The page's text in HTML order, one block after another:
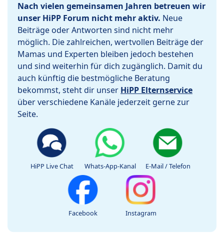
Nach vielen gemeinsamen Jahren betreuen wir
unser HiPP Forum nicht mehr aktiv. Neue
Beiträge oder Antworten sind nicht mehr
möglich. Die zahlreichen, wertvollen Beiträge der
Mamas und Experten bleiben jedoch bestehen
und sind weiterhin für dich zugänglich. Damit du
auch künftig die bestmögliche Beratung
bekommst, steht dir unser HiPP Elternservice
über verschiedene Kanäle jederzeit gerne zur
Seite.
HiPP Live Chat Whats-App-Kanal E-Mail / Telefon
Facebook Instagram